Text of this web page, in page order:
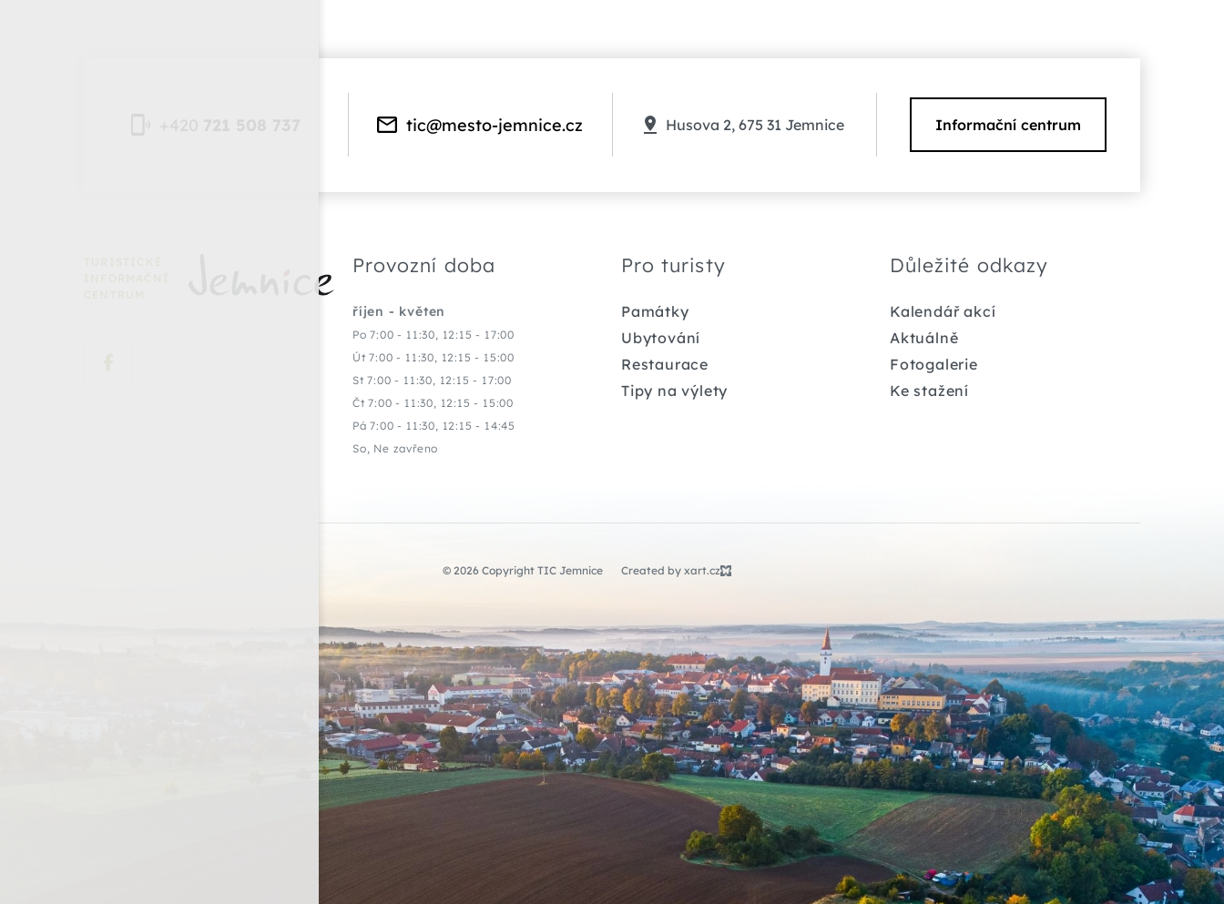
tic@mesto-jemnice.cz Husova 2, 675 31 Jemnice Informační centrum
Provozní doba
říjen - květen
Po 7:00 - 11:30, 12:15 - 17:00
Út 7:00 - 11:30, 12:15 - 15:00
St 7:00 - 11:30, 12:15 - 17:00
Čt 7:00 - 11:30, 12:15 - 15:00
Pá 7:00 - 11:30, 12:15 - 14:45
So, Ne zavřeno
Pro turisty
Památky
Ubytování
Restaurace
Tipy na výlety
Důležité odkazy
Kalendář akcí
Aktuálně
Fotogalerie
Ke stažení
© 2026 Copyright TIC Jemnice Created by xart.cz